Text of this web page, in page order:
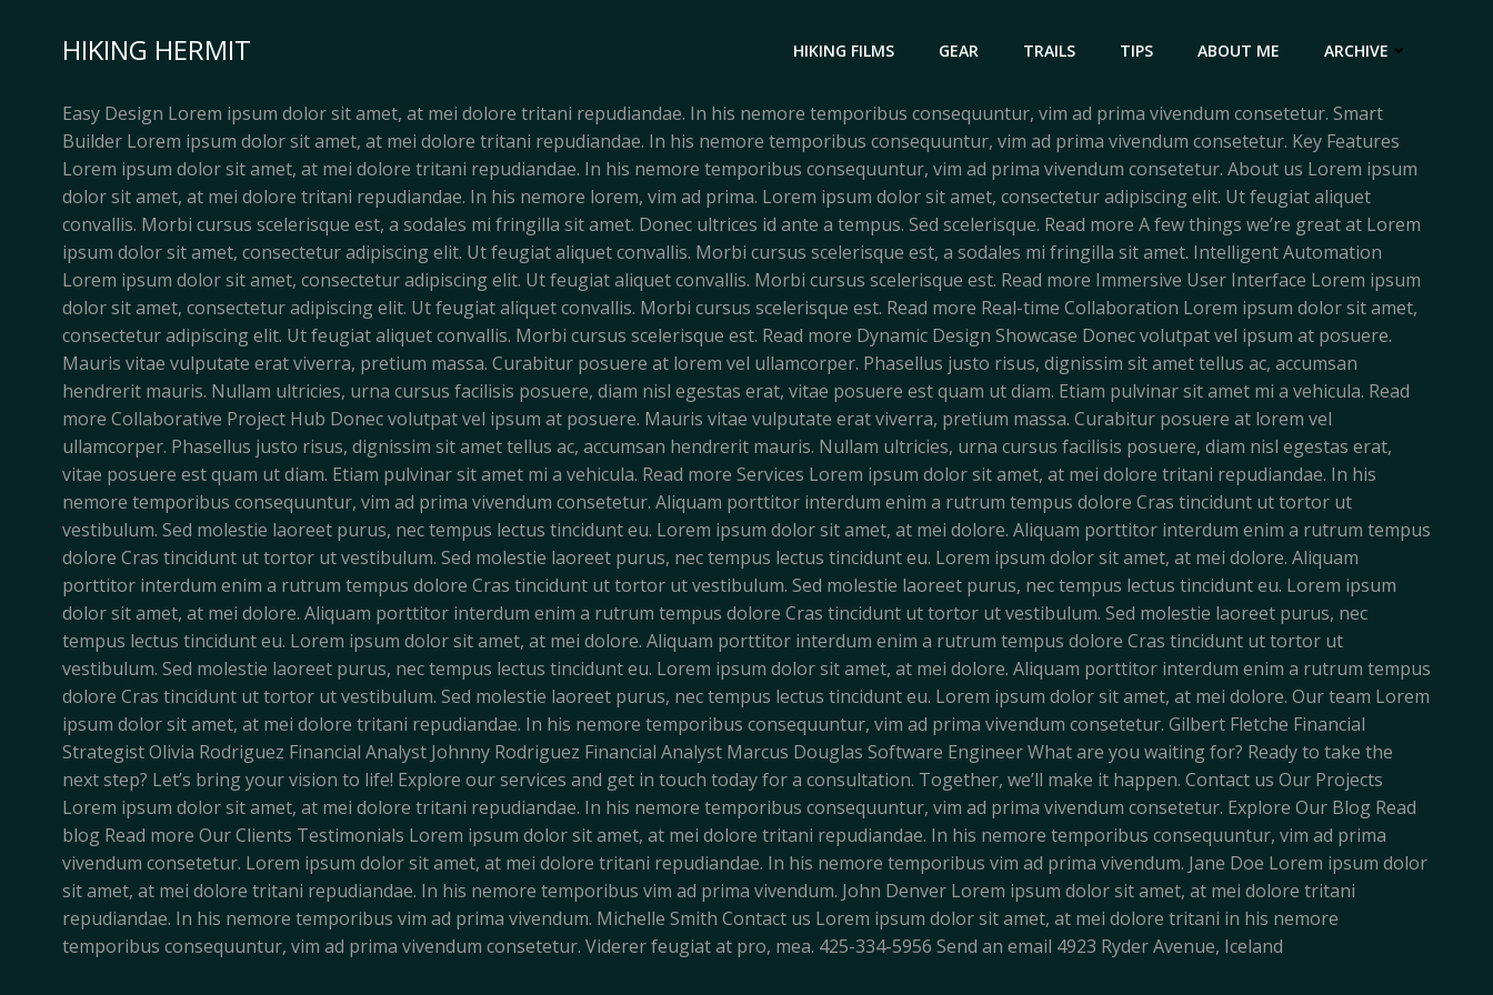
springenHIKING HERMIT HIKING FILMS GEAR TRAILS TIPS ABOUT ME ARCHIVE
Easy Design Lorem ipsum dolor sit amet, at mei dolore tritani repudiandae. In his nemore temporibus consequuntur, vim ad prima vivendum consetetur. Smart
Builder Lorem ipsum dolor sit amet, at mei dolore tritani repudiandae. In his nemore temporibus consequuntur, vim ad prima vivendum consetetur. Key Features
Lorem ipsum dolor sit amet, at mei dolore tritani repudiandae. In his nemore temporibus consequuntur, vim ad prima vivendum consetetur. About us Lorem ipsum
dolor sit amet, at mei dolore tritani repudiandae. In his nemore lorem, vim ad prima. Lorem ipsum dolor sit amet, consectetur adipiscing elit. Ut feugiat aliquet
convallis. Morbi cursus scelerisque est, a sodales mi fringilla sit amet. Donec ultrices id ante a tempus. Sed scelerisque. Read more A few things we’re great at Lorem
ipsum dolor sit amet, consectetur adipiscing elit. Ut feugiat aliquet convallis. Morbi cursus scelerisque est, a sodales mi fringilla sit amet. Intelligent Automation
Lorem ipsum dolor sit amet, consectetur adipiscing elit. Ut feugiat aliquet convallis. Morbi cursus scelerisque est. Read more Immersive User Interface Lorem ipsum
dolor sit amet, consectetur adipiscing elit. Ut feugiat aliquet convallis. Morbi cursus scelerisque est. Read more Real-time Collaboration Lorem ipsum dolor sit amet,
consectetur adipiscing elit. Ut feugiat aliquet convallis. Morbi cursus scelerisque est. Read more Dynamic Design Showcase Donec volutpat vel ipsum at posuere.
Mauris vitae vulputate erat viverra, pretium massa. Curabitur posuere at lorem vel ullamcorper. Phasellus justo risus, dignissim sit amet tellus ac, accumsan
hendrerit mauris. Nullam ultricies, urna cursus facilisis posuere, diam nisl egestas erat, vitae posuere est quam ut diam. Etiam pulvinar sit amet mi a vehicula. Read
more Collaborative Project Hub Donec volutpat vel ipsum at posuere. Mauris vitae vulputate erat viverra, pretium massa. Curabitur posuere at lorem vel
ullamcorper. Phasellus justo risus, dignissim sit amet tellus ac, accumsan hendrerit mauris. Nullam ultricies, urna cursus facilisis posuere, diam nisl egestas erat,
vitae posuere est quam ut diam. Etiam pulvinar sit amet mi a vehicula. Read more Services Lorem ipsum dolor sit amet, at mei dolore tritani repudiandae. In his
nemore temporibus consequuntur, vim ad prima vivendum consetetur. Aliquam porttitor interdum enim a rutrum tempus dolore Cras tincidunt ut tortor ut
vestibulum. Sed molestie laoreet purus, nec tempus lectus tincidunt eu. Lorem ipsum dolor sit amet, at mei dolore. Aliquam porttitor interdum enim a rutrum tempus
dolore Cras tincidunt ut tortor ut vestibulum. Sed molestie laoreet purus, nec tempus lectus tincidunt eu. Lorem ipsum dolor sit amet, at mei dolore. Aliquam
porttitor interdum enim a rutrum tempus dolore Cras tincidunt ut tortor ut vestibulum. Sed molestie laoreet purus, nec tempus lectus tincidunt eu. Lorem ipsum
dolor sit amet, at mei dolore. Aliquam porttitor interdum enim a rutrum tempus dolore Cras tincidunt ut tortor ut vestibulum. Sed molestie laoreet purus, nec
tempus lectus tincidunt eu. Lorem ipsum dolor sit amet, at mei dolore. Aliquam porttitor interdum enim a rutrum tempus dolore Cras tincidunt ut tortor ut
vestibulum. Sed molestie laoreet purus, nec tempus lectus tincidunt eu. Lorem ipsum dolor sit amet, at mei dolore. Aliquam porttitor interdum enim a rutrum tempus
dolore Cras tincidunt ut tortor ut vestibulum. Sed molestie laoreet purus, nec tempus lectus tincidunt eu. Lorem ipsum dolor sit amet, at mei dolore. Our team Lorem
ipsum dolor sit amet, at mei dolore tritani repudiandae. In his nemore temporibus consequuntur, vim ad prima vivendum consetetur. Gilbert Fletche Financial
Strategist Olivia Rodriguez Financial Analyst Johnny Rodriguez Financial Analyst Marcus Douglas Software Engineer What are you waiting for? Ready to take the
next step? Let’s bring your vision to life! Explore our services and get in touch today for a consultation. Together, we’ll make it happen. Contact us Our Projects
Lorem ipsum dolor sit amet, at mei dolore tritani repudiandae. In his nemore temporibus consequuntur, vim ad prima vivendum consetetur. Explore Our Blog Read
blog Read more Our Clients Testimonials Lorem ipsum dolor sit amet, at mei dolore tritani repudiandae. In his nemore temporibus consequuntur, vim ad prima
vivendum consetetur. Lorem ipsum dolor sit amet, at mei dolore tritani repudiandae. In his nemore temporibus vim ad prima vivendum. Jane Doe Lorem ipsum dolor
sit amet, at mei dolore tritani repudiandae. In his nemore temporibus vim ad prima vivendum. John Denver Lorem ipsum dolor sit amet, at mei dolore tritani
repudiandae. In his nemore temporibus vim ad prima vivendum. Michelle Smith Contact us Lorem ipsum dolor sit amet, at mei dolore tritani in his nemore
temporibus consequuntur, vim ad prima vivendum consetetur. Viderer feugiat at pro, mea. 425-334-5956 Send an email 4923 Ryder Avenue, Iceland